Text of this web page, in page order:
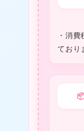
・消
ており
❤